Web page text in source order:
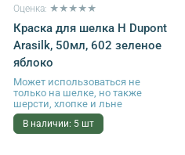
Оценка: ★★★★★
Краска для шелка H Dupont
Arasilk, 50мл, 602 зеленое
яблоко
Может использоваться не
только на шелке, но также
шерсти, хлопке и льне
В наличии: 5 шт